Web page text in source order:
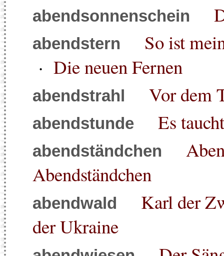
abendsonnenschein
abendstern
So ist
· Die neuen Fernen
abendstrahl Vor dem
abendstunde Es
abendständchen
Abendständchen
abendwald
Karl der
der Ukraine